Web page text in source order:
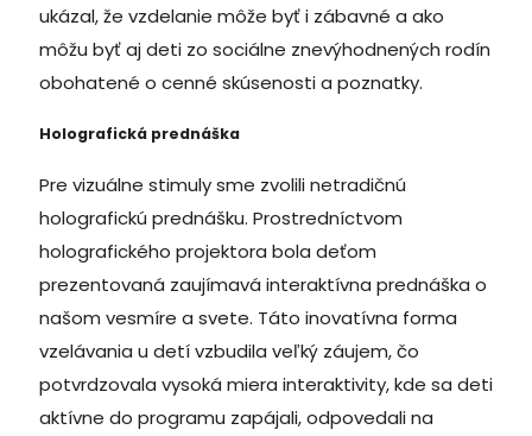
ukázal, že vzdelanie môže byť i zábavné a ako
môžu byť aj deti zo sociálne znevýhodnených rodín
obohatené o cenné skúsenosti a poznatky.
Holografická prednáška
Pre vizuálne stimuly sme zvolili netradičnú
holografickú prednášku. Prostredníctvom
holografického projektora bola deťom
prezentovaná zaujímavá interaktívna prednáška o
našom vesmíre a svete. Táto inovatívna forma
vzelávania u detí vzbudila veľký záujem, čo
potvrdzovala vysoká miera interaktivity, kde sa deti
aktívne do programu zapájali, odpovedali na